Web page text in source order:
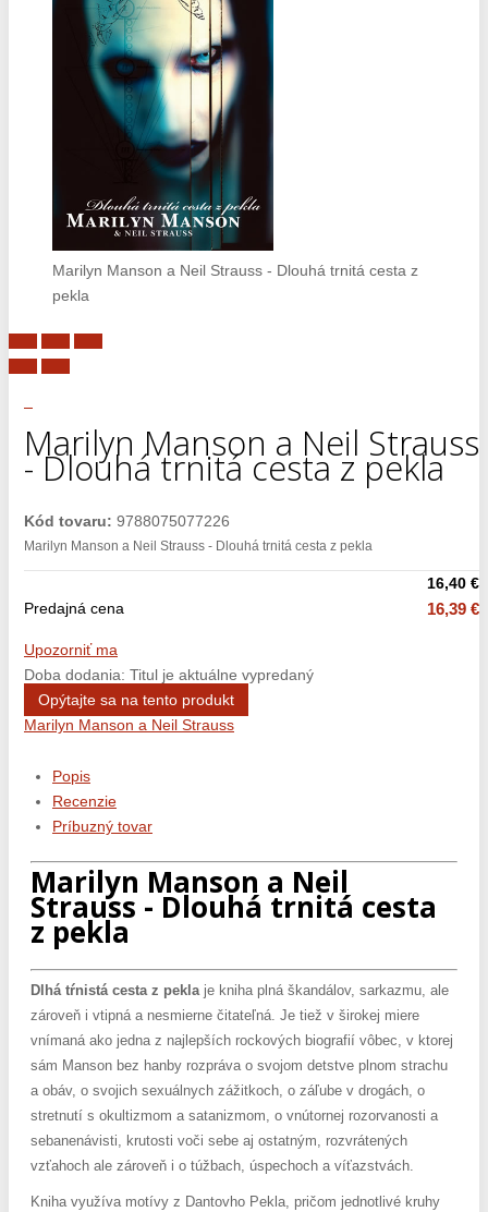
Marilyn Manson a Neil Strauss - Dlouhá trnitá cesta z
pekla
Marilyn Manson a Neil Strauss
- Dlouhá trnitá cesta z pekla
Kód tovaru: 9788075077226
Marilyn Manson a Neil Strauss - Dlouhá trnitá cesta z pekla
16,40 €
Predajná cena
16,39 €
Upozorniť ma
Doba dodania: Titul je aktuálne vypredaný
Opýtajte sa na tento produkt
Marilyn Manson a Neil Strauss
Popis
Recenzie
Príbuzný tovar
Marilyn Manson a Neil
Strauss - Dlouhá trnitá cesta
z pekla
Dlhá tŕnistá cesta z peklaje kniha plná škandálov, sarkazmu, ale
zároveň i vtipná a nesmierne čitateľná. Je tiež v širokej miere
vnímaná ako jedna z najlepších rockových biografií vôbec, v ktorej
sám Manson bez hanby rozpráva o svojom detstve plnom strachu
a obáv, o svojich sexuálnych zážitkoch, o záľube v drogách, o
stretnutí s okultizmom a satanizmom, o vnútornej rozorvanosti a
sebanenávisti, krutosti voči sebe aj ostatným, rozvrátených
vzťahoch ale zároveň i o túžbach, úspechoch a víťazstvách.
Kniha využíva motívy z Dantovho Pekla, pričom jednotlivé kruhy